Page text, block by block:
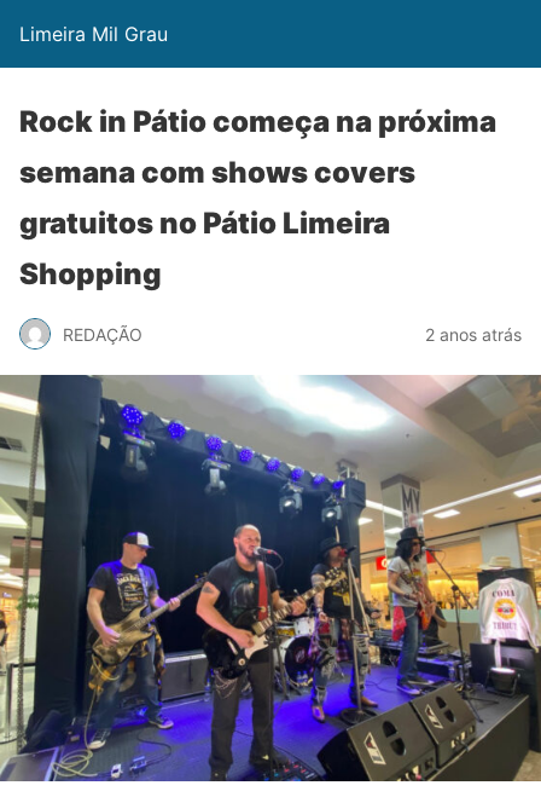
Limeira Mil Grau
Rock in Pátio começa na próxima
semana com shows covers
gratuitos no Pátio Limeira
Shopping
REDAÇÃO 2 anos atrás